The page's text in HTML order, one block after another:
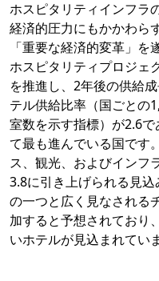
ホスピタリティインフラ
経済的圧力にもかかわら
「重要な経済的変革」
ホスピタリティプロジェ
を推進し、2年後の供給
テル供給比率（国ごとの
室数を示す指標）が2.6
て最も進んでいる国です
ス、観光、およびインフ
3.8に引き上げられる見
の一つと広く見なされる
加すると予想されており
いホテルが見込まれていま